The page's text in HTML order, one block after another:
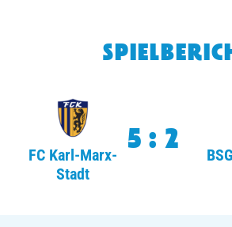
FC Karl-Marx-
Stadt
5:2